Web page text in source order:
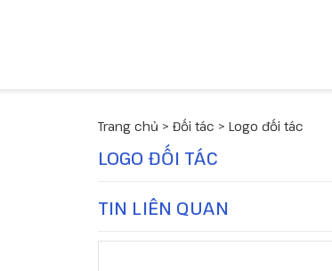
Trang chủ >Đối tác > Logo đối tác
LOGO ĐỐI TÁC
TIN LIÊN QUAN